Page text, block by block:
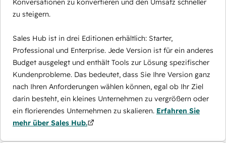
Konversationen zu konvertieren und den Umsatz schneller
zu steigern.
Sales Hub ist in drei Editionen erhältlich: Starter,
Professional und Enterprise. Jede Version ist für ein anderes
Budget ausgelegt und enthält Tools zur Lösung spezifischer
Kundenprobleme. Das bedeutet, dass Sie Ihre Version ganz
nach Ihren Anforderungen wählen können, egal ob Ihr Ziel
darin besteht, ein kleines Unternehmen zu vergrößern oder
ein florierendes Unternehmen zu skalieren. Erfahren Sie
mehr über Sales Hub.